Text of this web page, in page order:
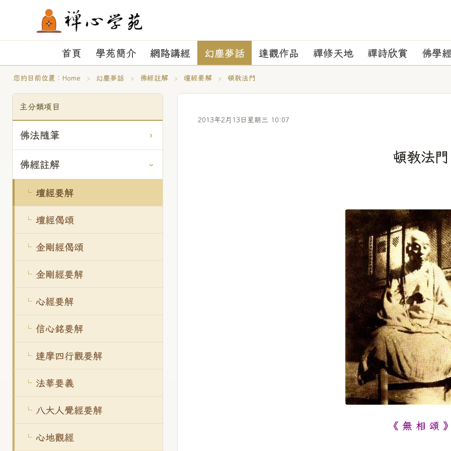
首頁 學苑簡介 網路講經 幻塵夢話 達觀作品 禪修天地 禪詩欣賞 佛學
您的目前位置： Home › 幻塵夢話 › 佛經註解 › 壇經要解 › 頓教法門
主分類項目
佛法隨筆
佛經註解
壇經要解
壇經偈頌
金剛經偈頌
金剛經要解
心經要解
信心銘要解
達摩四行觀要解
法華要義
八大人覺經要解
心地觀經
2013年2月13日星期三 10:07
頓教法門
《 無 相 頌